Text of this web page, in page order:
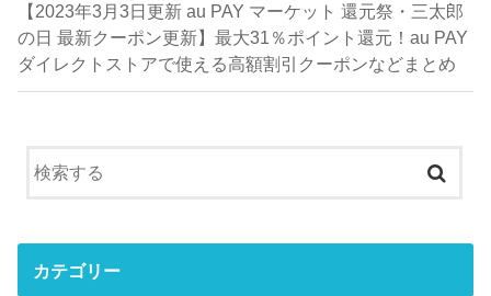
【2023年3月3日更新 au PAY マーケット 還元祭・三太郎
の日 最新クーポン更新】最大31％ポイント還元！au PAY
ダイレクトストアで使える高額割引クーポンなどまとめ
カテゴリー